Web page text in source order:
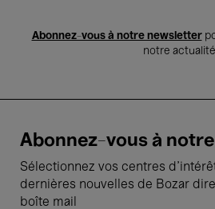
Abonnez-vous à notre newsletter
notre actualité
Abonnez-vous à
Sélectionnez vos centres
dernières nouvelles de Bozar
boîte mail